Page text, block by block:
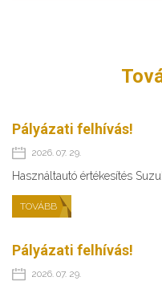
Pályázati felhívás!
2026. 07. 29.
Használtautó értékesítés
TOVÁBB
Pályázati felhívás!
2026. 07. 29.